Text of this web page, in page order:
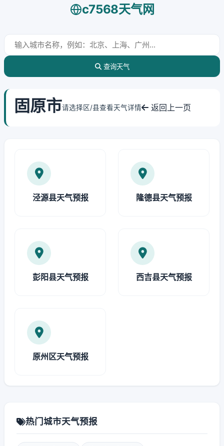
c7568天气网
查询天气
固原市请选择区/县查看天气详情 返回上一页
泾源县天气预报 隆德县天气预报
彭阳县天气预报 西吉县天气预报
原州区天气预报
热门城市天气预报